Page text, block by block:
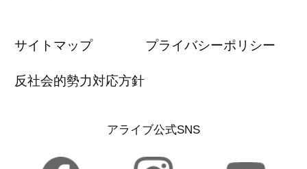
サイトマップ プライバシーポリシー
反社会的勢力対応方針
アライブ公式SNS